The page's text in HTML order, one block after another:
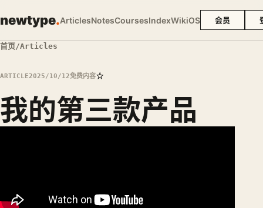
newtype.ArticlesNotesCoursesIndexWikiOS 会员
首页/Articles
ARTICLE2025/10/12免费内容☆
我的第三款产品